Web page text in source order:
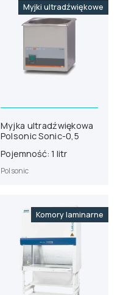
Myjki ultradźwiękowe
Myjka ultradźwiękowa
Polsonic Sonic-0,5
Pojemność: 1 litr
Polsonic
Komory laminarne